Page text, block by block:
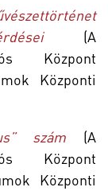
(A
Központ
Központi
szám (A
Központ
Központi